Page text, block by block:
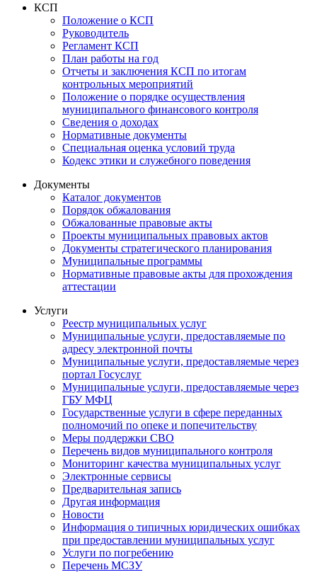
КСП
Положение о КСП
Руководитель
Регламент КСП
План работы на год
Отчеты и заключения КСП по итогам
контрольных мероприятий
Положение о порядке осуществления
муниципального финансового контроля
Сведения о доходах
Нормативные документы
Специальная оценка условий труда
Кодекс этики и служебного поведения
Документы
Каталог документов
Порядок обжалования
Обжалованные правовые акты
Проекты муниципальных правовых актов
Документы стратегического планирования
Муниципальные программы
Нормативные правовые акты для прохождения
аттестации
Услуги
Реестр муниципальных услуг
Муниципальные услуги, предоставляемые по
адресу электронной почты
Муниципальные услуги, предоставляемые через
портал Госуслуг
Муниципальные услуги, предоставляемые через
ГБУ МФЦ
Государственные услуги в сфере переданных
полномочий по опеке и попечительству
Меры поддержки СВО
Перечень видов муниципального контроля
Мониторинг качества муниципальных услуг
Электронные сервисы
Предварительная запись
Другая информация
Новости
Информация о типичных юридических ошибках
при предоставлении муниципальных услуг
Услуги по погребению
Перечень МСЗУ